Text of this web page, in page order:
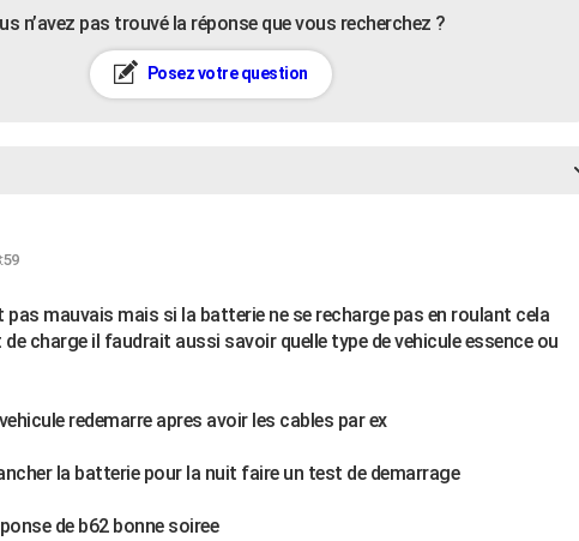
n’avez pas trouvé la réponse que vous recherchez ?
Posez votre question
mauvais mais si la batterie ne se recharge pas en roulant cela
charge il faudrait aussi savoir quelle type de vehicule essence ou
redemarre apres avoir les cables par ex
la batterie pour la nuit faire un test de demarrage
de b62 bonne soiree